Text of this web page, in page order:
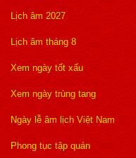
Lịch âm 2027
Lịch âm tháng 8
Xem ngày tốt xấu
Xem ngày trùng tang
Ngày lễ âm lịch Việt Nam
Phong tục tập quán